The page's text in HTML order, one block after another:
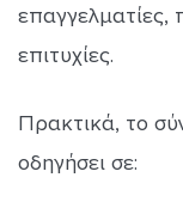
επαγγελματίες,
επιτυχίες.
Πρακτικά, το
οδηγήσει σε: